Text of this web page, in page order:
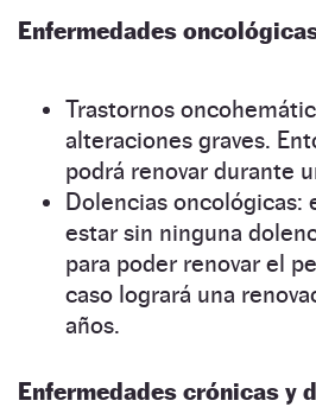
Enfermedades
Trastornos
alteraciones graves.
podrá renovar durante
Dolencias oncológicas:
estar sin ninguna
para poder renovar el
caso logrará una
años.
Enfermedades crónicas y